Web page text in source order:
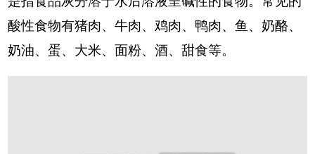
酸性食物有猪肉、牛肉、鸡肉、鸭肉、鱼、奶酪、
奶油、蛋、大米、面粉、酒、甜食等。